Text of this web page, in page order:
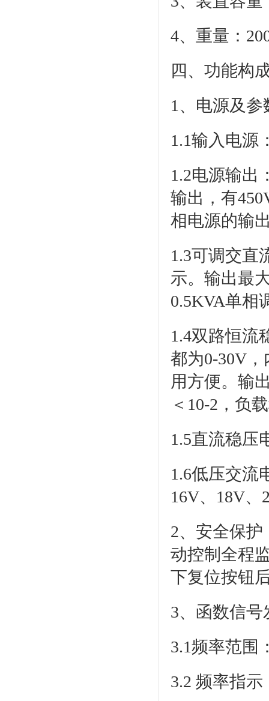
4、重量：
四、功能构
1、电源及参
1.1输入电源
1.2电源输出
输出，有
相电源的输
1.3可调交直
示。输出最
0.5KVA单相
1.4双路恒流
都为0-30V
用方便。输
＜10-2，负
1.5直流稳压
1.6低压交流
16V、18V、
2、安全保
动控制全程
下复位按钮
3、函数信
3.1频率范围
3.2 频率指